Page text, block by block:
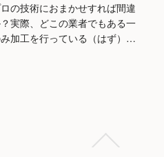
の技術におまかせすれば間違
実際、どこの業者でもある一
加工を行っている（はず）…